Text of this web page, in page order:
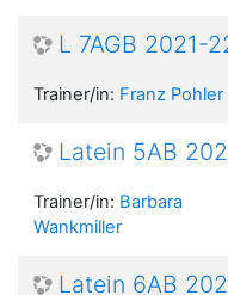
L 7AGB 2021-
Trainer/in: Franz Pohler
Latein 5AB
Trainer/in: Barbara
Wankmiller
Latein 6AB